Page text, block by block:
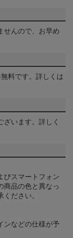
せんので、お早め
料です。詳しくは
います。詳しく
びスマートフォン
商品の色と異なっ
ださい。
ンなどの仕様が予